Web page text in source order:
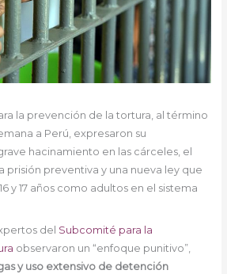
la prevención de la tortura, al término
a Perú, expresaron su
hacinamiento en las cárceles, el
prisión preventiva y una nueva ley que
y 17 años como adultos en el sistema
del Subcomité para la
observaron un “enfoque punitivo”,
y uso extensivo de detención